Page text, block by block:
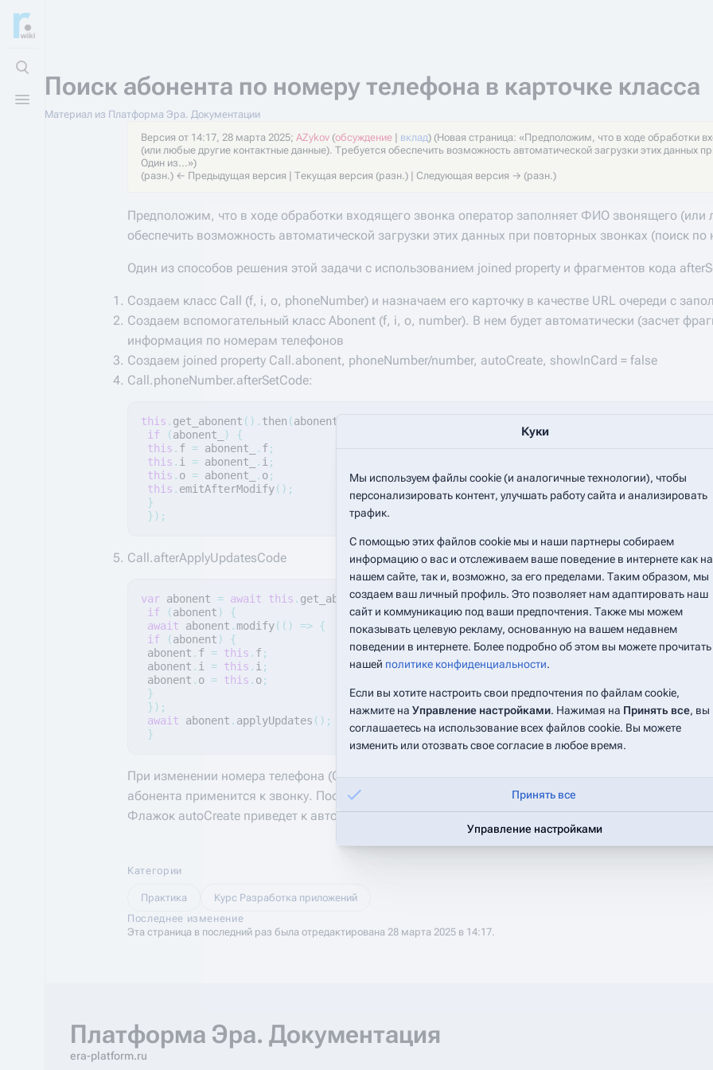
Открыть поиск
Открыть меню
Поиск абонента по номеру телефона в карточке класса
Материал из Платформа Эра. Документации
Версия от 14:17, 28 марта 2025; AZykov (обсуждение вклад) (Новая страница: «Предположим, что в ходе обработки
(или любые другие контактные данные). Требуется обеспечить возможность автоматической загрузки этих данных
Один из...»)
(разн.) ← Предыдущая версия | Текущая версия (разн.) | Следующая версия → (разн.)
Предположим, что в ходе обработки входящего звонка оператор заполняет ФИО звонящего (или
обеспечить возможность автоматической загрузки этих данных при повторных звонках (поиск
Один из способов решения этой задачи с использованием joined property и фрагментов кода
Создаем класс Call (f, i, o, phoneNumber) и назначаем его карточку в качестве URL очереди с
Создаем вспомогательный класс Abonent (f, i, o, number). В нем будет автоматически (засчет
информация по номерам телефонов
Создаем joined property Call.abonent, phoneNumber/number, autoCreate, showInCard = false
Call.phoneNumber.afterSetCode:
this . get_abonent (). then (abonent_
if
(abonent_ )
{
this . f = abonent_ . f ;
this . i = abonent_ . i ;
this . o = abonent_ . o;
this . emitAfterModify();
}
});
Call.afterApplyUpdatesCode
var abonent = await this . get_abonent();
if
(abonent )
{
await
abonent . modify(() => {
if
(abonent )
{
abonent . f = this . f ;
abonent . i = this . i ;
abonent . o = this . o;
}
});
await
abonent . applyUpdates ();
}
При изменении номера телефона (Call.phoneNumber) будет выполнен поиск абонента по номеру.
абонента применится к звонку. После применения изменений (Call.applyUpdates) будет
Флажок autoCreate приведет к автоматическому созданию абонента, если он еще не существует.
Категории
Практика
Курс Разработка приложений
Последнее изменение
Эта страница в последний раз была отредактирована 28 марта 2025 в 14:17.
Платформа Эра. Документация
era-platform.ru
Куки
Мы используем файлы cookie (и аналогичные технологии), чтобы
персонализировать контент, улучшать работу сайта и анализировать
трафик.
С помощью этих файлов cookie мы и наши партнеры собираем
информацию о вас и отслеживаем ваше поведение в интернете как на
нашем сайте, так и, возможно, за его пределами. Таким образом, мы
создаем ваш личный профиль. Это позволяет нам адаптировать наш
сайт и коммуникацию под ваши предпочтения. Также мы можем
показывать целевую рекламу, основанную на вашем недавнем
поведении в интернете. Более подробно об этом вы можете
нашей политике конфиденциальности.
Если вы хотите настроить свои предпочтения по файлам cookie,
нажмите на Управление настройками. Нажимая на Принять все, вы
соглашаетесь на использование всех файлов cookie. Вы можете
изменить или отозвать свое согласие в любое время.
Принять все
Управление настройками